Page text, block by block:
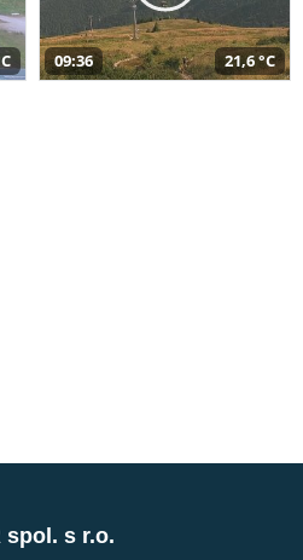
09:36 21,6 °C
spol. s r.o.